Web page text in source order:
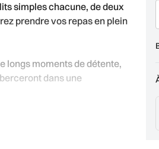
simples chacune, de deux
prendre vos repas en plein
longs moments de détente,
dans une
du Alto Minho, où